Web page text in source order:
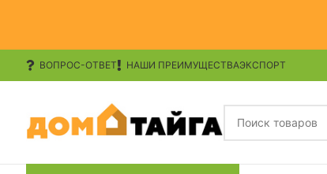
ВОПРОС-ОТВЕТ НАШИ ПРЕИМУЩЕСТВАЭКСПОРТ